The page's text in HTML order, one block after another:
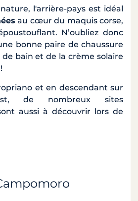
l'arrière-pays est idéal
au cœur du maquis corse,
N’oubliez donc
bonne paire de chaussure
bain et de la crème solaire
et en descendant sur
de nombreux sites
aussi à découvrir lors de